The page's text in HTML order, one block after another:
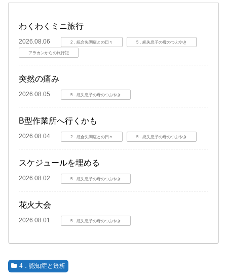
わくわくミニ旅行
2026.08.06 2．統合失調症との日々 5．統失息子の母のつぶやき
アラカンからの旅行記
突然の痛み
2026.08.05 5．統失息子の母のつぶやき
B型作業所へ行くかも
2026.08.04 2．統合失調症との日々 5．統失息子の母のつぶやき
スケジュールを埋める
2026.08.02 5．統失息子の母のつぶやき
花火大会
2026.08.01 5．統失息子の母のつぶやき
4．認知症と透析